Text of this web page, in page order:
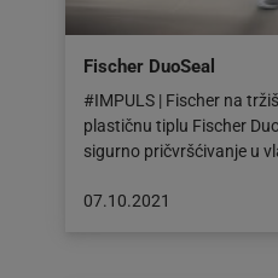
Fischer DuoSeal
#IMPULS | Fischer na
plastičnu tiplu Fischer
sigurno pričvršćivanje u
Objava
07.10.2021